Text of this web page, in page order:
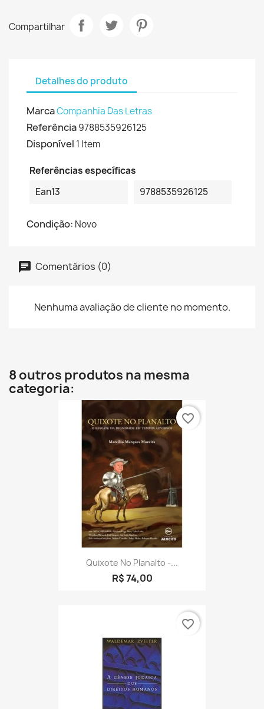
Compartilhar
Detalhes do produto
MarcaCompanhia Das Letras
Referência9788535926125
Disponível 1 Item
Referências específicas
Ean13
9788535926125
Condição: Novo
Comentários (0)
Nenhuma avaliação de cliente no momento.
8 outros produtos na mesma
categoria:
Quixote No Planalto -...
R$ 74,00
favorite_border
favorite_border